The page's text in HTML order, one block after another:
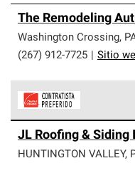
The Remodeling
Washington Crossing,
(267) 912-7725
Sitio
parte de una red
que cumplen con
JL Roofing & Siding
HUNTINGTON VALLEY,